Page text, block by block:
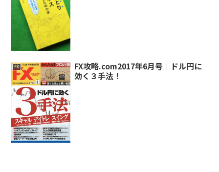
FX
FX攻略.com2017年6月号｜ドル円に
効く３手法！